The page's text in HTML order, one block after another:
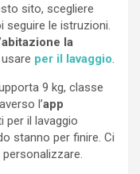
sito, scegliere
seguire le istruzioni.
la
per il lavaggio.
9 kg, classe
l’app
per il lavaggio
stanno per finire. Ci